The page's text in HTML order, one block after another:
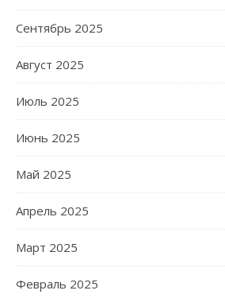
Сентябрь 2025
Август 2025
Июль 2025
Июнь 2025
Май 2025
Апрель 2025
Март 2025
Февраль 2025